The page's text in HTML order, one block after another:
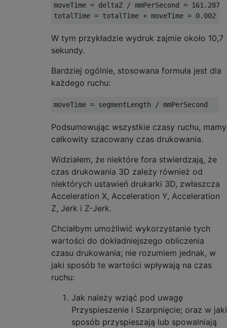
moveTime = deltaZ / mmPerSecond =
W tym przykładzie wydruk zajmie około 10,7
sekundy.
Bardziej ogólnie, stosowana formuła jest dla
każdego ruchu:
Podsumowując wszystkie czasy ruchu, mamy
całkowity szacowany czas drukowania.
Widziałem, że niektóre fora stwierdzają, że
czas drukowania 3D zależy również od
niektórych ustawień drukarki 3D, zwłaszcza
Acceleration X, Acceleration Y, Acceleration
Z, Jerk i Z-Jerk.
Chciałbym umożliwić wykorzystanie tych
wartości do dokładniejszego obliczenia
czasu drukowania; nie rozumiem jednak, w
jaki sposób te wartości wpływają na czas
ruchu:
Jak należy wziąć pod uwagę
Przyspieszenie i Szarpnięcie; oraz w jaki
sposób przyspieszają lub spowalniają